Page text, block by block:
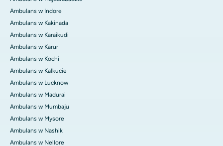
Ambulans w Indore
Ambulans w Kakinada
Ambulans w Karaikudi
Ambulans w Karur
Ambulans w Kochi
Ambulans w Kalkucie
Ambulans w Lucknow
Ambulans w Madurai
Ambulans w Mumbaju
Ambulans w Mysore
Ambulans w Nashik
Ambulans w Nellore